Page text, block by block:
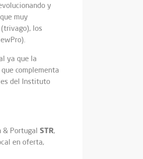
y
muy
los
ya que la
complementa
del Instituto
& Portugal STR,
en oferta,